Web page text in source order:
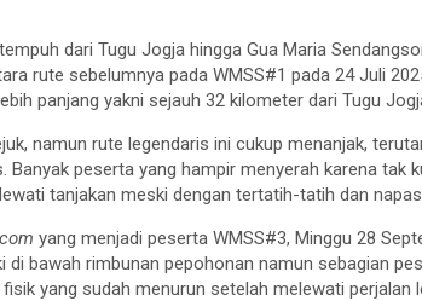
dari Tugu Jogja hingga Gua Maria
rute sebelumnya pada WMSS#1 pada 24 Juli
panjang yakni sejauh 32 kilometer dari Tugu
namun rute legendaris ini cukup menanjak,
Banyak peserta yang hampir menyerah karena tak
tanjakan meski dengan tertatih-tatih dan
yang menjadi peserta WMSS#3, Minggu 28
di bawah rimbunan pepohonan namun sebagian
yang sudah menurun setelah melewati perjalan